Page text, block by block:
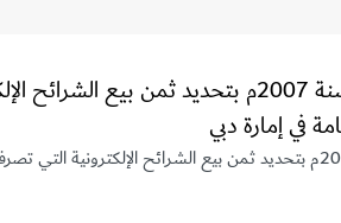
القرار الإداري رقم (231) لسنة 2007م بتحديد ثمن بيع
في إمارة دبي
القرار الإداري رقم (231) لسنة 2007م بتحديد ثمن بيع الشرائح